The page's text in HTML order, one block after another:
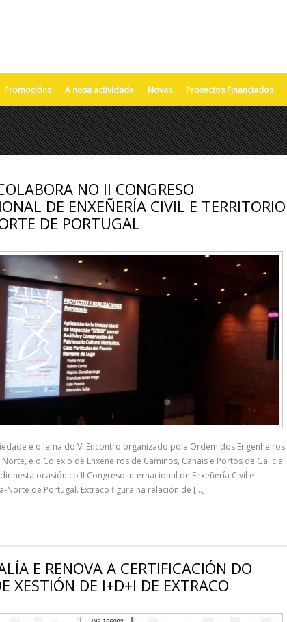
Promocións A nosa actividade Novas Proxectos Financiados
NO II CONGRESO
DE ENXEÑERÍA CIVIL E TERRITORIO
DE PORTUGAL
é o lema do VI Encontro organizado pola Ordem dos Engenheiros
e o Colexio de Enxeñeiros de Camiños, Canais e Portos de Galicia,
nesta ocasión co II Congreso Internacional de Enxeñería Civil e
Norte de Portugal. Extraco figura na relación de [...]
E RENOVA A CERTIFICACIÓN DO
XESTIÓN DE I+D+I DE EXTRACO